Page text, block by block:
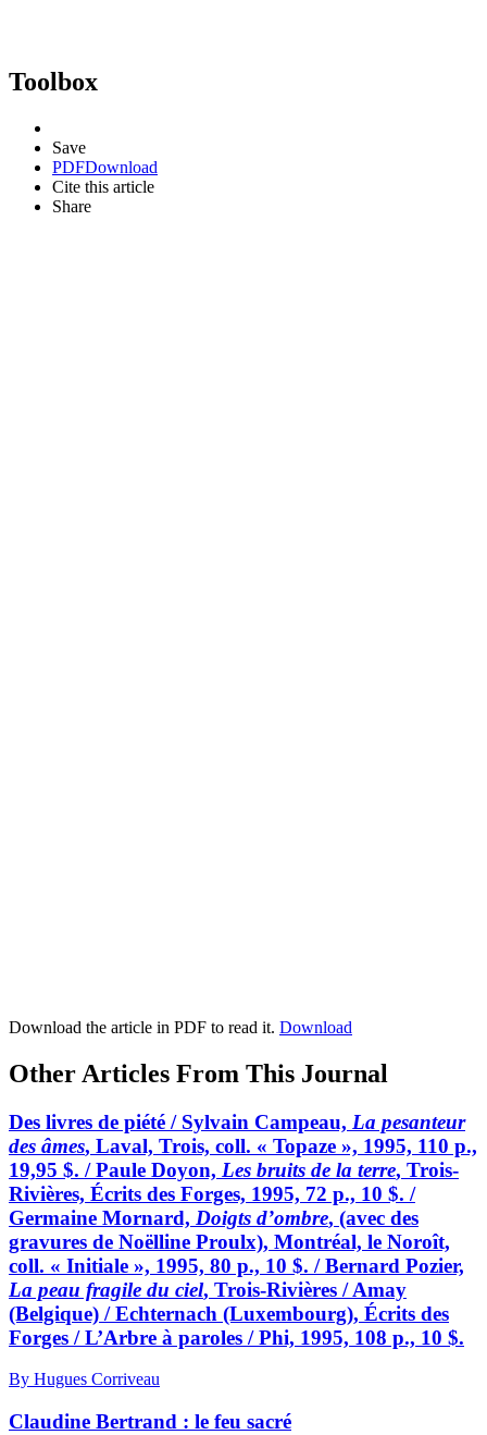
Toolbox
Save
PDFDownload
Cite this article
Share
Download the article in PDF to read it. Download
Other Articles From This Journal
Des livres de piété / Sylvain Campeau, La pesanteur
des âmes, Laval, Trois, coll. « Topaze », 1995, 110 p.,
19,95 $. / Paule Doyon, Les bruits de la terre, Trois-
Rivières, Écrits des Forges, 1995, 72 p., 10 $. /
Germaine Mornard, Doigts d’ombre, (avec des
gravures de Noëlline Proulx), Montréal, le Noroît,
coll. « Initiale », 1995, 80 p., 10 $. / Bernard Pozier,
La peau fragile du ciel, Trois-Rivières / Amay
(Belgique) / Echternach (Luxembourg), Écrits des
Forges / L’Arbre à paroles / Phi, 1995, 108 p., 10 $.
By Hugues Corriveau
Claudine Bertrand : le feu sacré